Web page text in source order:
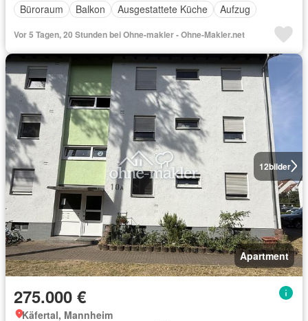
Büroraum
Balkon Ausgestattete Küche Aufzug
Vor 5 Tagen, 20 Stunden bei Ohne-makler - Ohne-Makler.net
12bilder
Apartment
275.000 €
Käfertal, Mannheim